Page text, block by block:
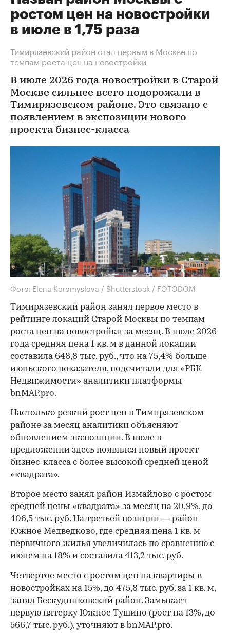
ростом цен на новостройки
в июле в 1,75 раза
Тимирязевский район стал первым в Москве по
темпам роста цен на новостройки
В июле 2026 года новостройки в Старой
Москве сильнее всего подорожали в
Тимирязевском районе. Это связано с
появлением в экспозиции нового
проекта бизнес-класса
Фото: Elena Koromyslova / Shutterstock / FOTODOM
Тимирязевский район занял первое место в
рейтинге локаций Старой Москвы по темпам
роста цен на новостройки за месяц. В июле 2026
года средняя цена 1 кв. м в данной локации
составила 648,8 тыс. руб., что на 75,4% больше
июньского показателя, подсчитали для «РБК
Недвижимости» аналитики платформы
bnMAP.pro.
Настолько резкий рост цен в Тимирязевском
районе за месяц аналитики объясняют
обновлением экспозиции. В июле в
предложении здесь появился новый проект
бизнес-класса с более высокой средней ценой
«квадрата».
Второе место занял район Измайлово с ростом
средней цены «квадрата» за месяц на 20,9%, до
406,5 тыс. руб. На третьей позиции — район
Южное Медведково, где средняя цена 1 кв. м
первичного жилья увеличилась по сравнению с
июнем на 18% и составила 413,2 тыс. руб.
Четвертое место с ростом цен на квартиры в
новостройках на 15%, до 475,8 тыс. руб. за 1 кв. м,
занял Бескудниковский район. Замыкает
первую пятерку Южное Тушино (рост на 13%, до
566,7 тыс. руб.), уточняют в bnMAP.pro.